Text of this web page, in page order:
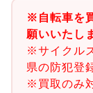
※自転車を
願いいたし
※サイクル
県の防犯登
※買取のみ